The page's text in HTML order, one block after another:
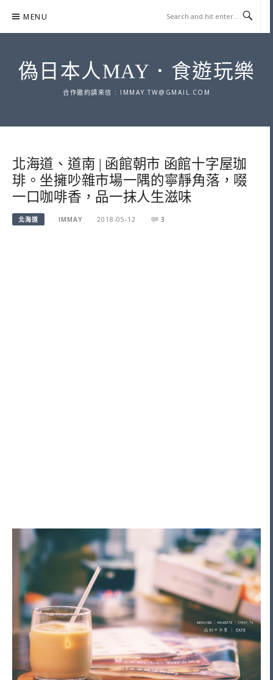
content
MENU
偽日本人MAY．食遊玩樂
合作邀約請來信 : IMMAY.TW@GMAIL.COM
北海道、道南 | 函館朝市 函館十字屋珈
琲。坐擁吵雜市場一隅的寧靜角落，啜
一口咖啡香，品一抹人生滋味
北海道 IMMAY 2018-05-12 3